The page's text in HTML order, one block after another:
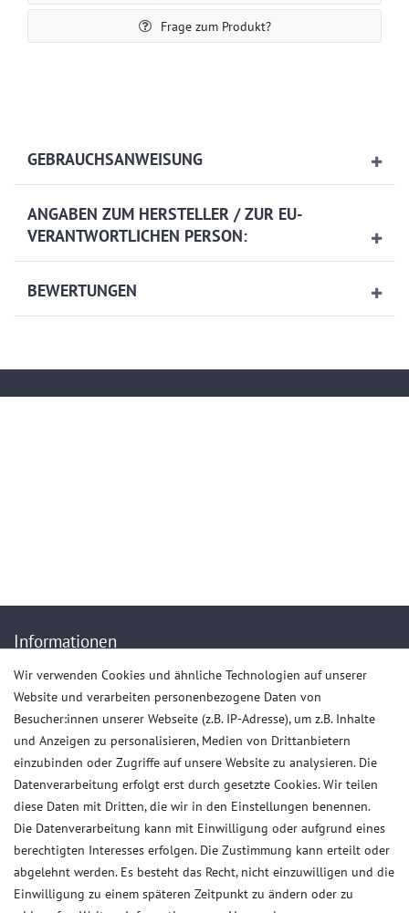
Frage zum Produkt?
GEBRAUCHSANWEISUNG
ANGABEN ZUM HERSTELLER / ZUR EU-
VERANTWORTLICHEN PERSON:
BEWERTUNGEN
Informationen
Impressum
AGB
Daten­schutz­erklärung
Widerrufs­recht
Kaufvertrag widerrufen
Kunden Service
Anmelden
Wir verwenden Cookies und ähnliche Technologien auf unserer
Website und verarbeiten personenbezogene Daten von
Besucher:innen unserer Webseite (z.B. IP-Adresse), um z.B. Inhalte
und Anzeigen zu personalisieren, Medien von Drittanbietern
einzubinden oder Zugriffe auf unsere Website zu analysieren. Die
Datenverarbeitung erfolgt erst durch gesetzte Cookies. Wir teilen
diese Daten mit Dritten, die wir in den Einstellungen benennen.
Die Datenverarbeitung kann mit Einwilligung oder aufgrund eines
berechtigten Interesses erfolgen. Die Zustimmung kann erteilt oder
abgelehnt werden. Es besteht das Recht, nicht einzuwilligen und die
Einwilligung zu einem späteren Zeitpunkt zu ändern oder zu